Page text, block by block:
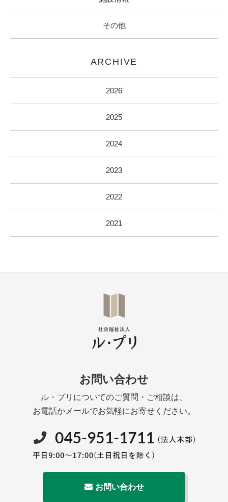
その他
ARCHIVE
2026
2025
2024
2023
2022
2021
お問い合わせ
ル・プリについてのご質問・ご相談は、
お電話かメールでお気軽にお寄せください。
お問い合わせ